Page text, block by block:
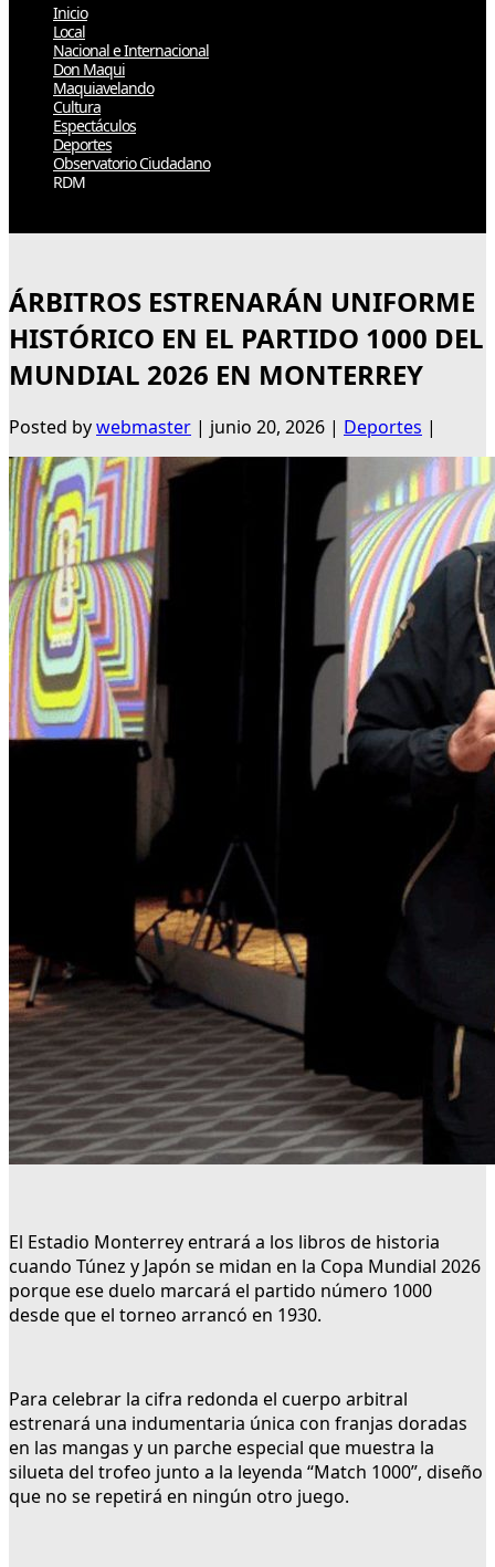
Inicio
Local
Nacional e Internacional
Don Maqui
Maquiavelando
Cultura
Espectáculos
Deportes
Observatorio Ciudadano
RDM
ÁRBITROS ESTRENARÁN UNIFORME
HISTÓRICO EN EL PARTIDO 1000 DEL
MUNDIAL 2026 EN MONTERREY
Posted bywebmaster | junio 20, 2026 | Deportes |
El Estadio Monterrey entrará a los libros de historia
cuando Túnez y Japón se midan en la Copa Mundial 2026
porque ese duelo marcará el partido número 1000
desde que el torneo arrancó en 1930.
Para celebrar la cifra redonda el cuerpo arbitral
estrenará una indumentaria única con franjas doradas
en las mangas y un parche especial que muestra la
silueta del trofeo junto a la leyenda “Match 1000”, diseño
que no se repetirá en ningún otro juego.